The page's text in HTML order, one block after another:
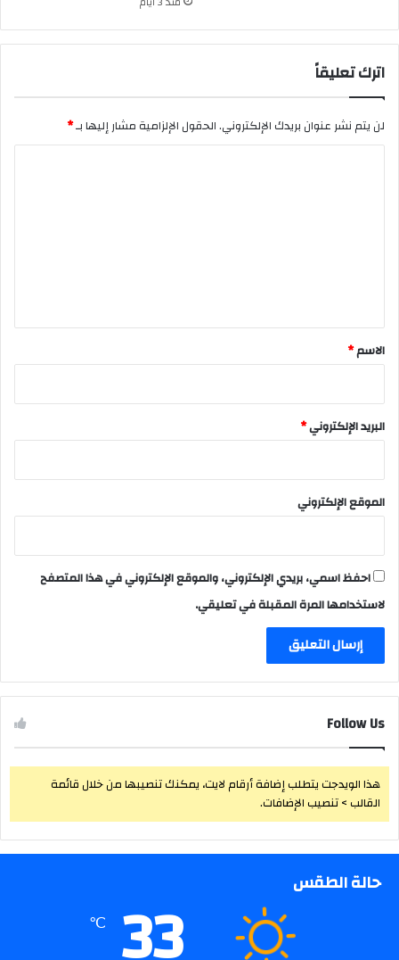
اترك تعليقاً
لن يتم نشر عنوان بريدك الإلكتروني.الحقول الإلزامية مشار إليها بـ*
*
الاسم*
البريد الإلكتروني*
الموقع الإلكتروني
احفظ اسمي، بريدي الإلكتروني، والموقع الإلكتروني في هذا المتصفح
لاستخدامها المرة المقبلة في تعليقي.
Follow Us
هذا الويدجت يتطلب إضافة أرقام لايت، يمكنك تنصيبها من خلال قائمة
القالب > تنصيب الإضافات.
حالة الطقس
℃